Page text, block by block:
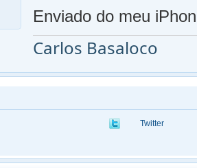
Enviado do meu
Carlos Basaloco
Twitter